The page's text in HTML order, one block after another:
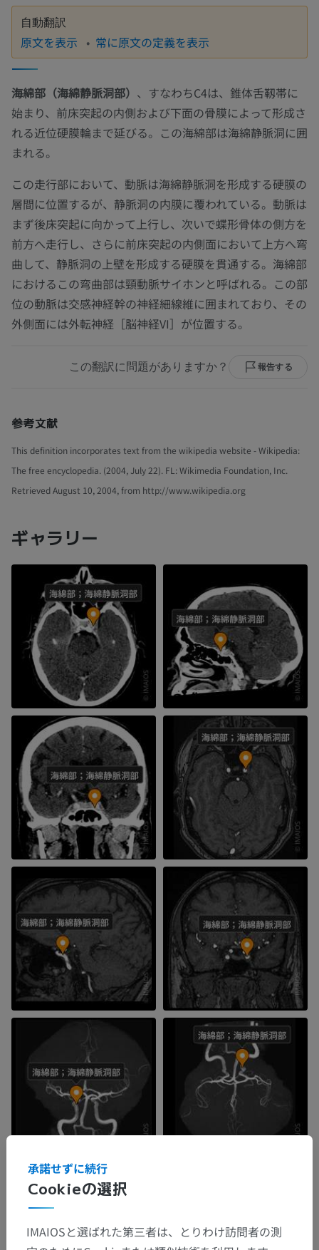
自動翻訳
原文を表示 常に原文の定義を表示
海綿部（海綿静脈洞部） 、すなわちC4は、錐体舌靱帯に
始まり、前床突起の内側および下面の骨膜によって形成さ
れる近位硬膜輪まで延びる。この海綿部は海綿静脈洞に囲
まれる。
この走行部において、動脈は海綿静脈洞を形成する硬膜の
層間に位置するが、静脈洞の内膜に覆われている。動脈は
まず後床突起に向かって上行し、次いで蝶形骨体の側方を
前方へ走行し、さらに前床突起の内側面において上方へ弯
曲して、静脈洞の上壁を形成する硬膜を貫通する。海綿部
におけるこの弯曲部は頸動脈サイホンと呼ばれる。この部
位の動脈は交感神経幹の神経細線維に囲まれており、その
外側面には外転神経［脳神経VI］が位置する。
この翻訳に問題がありますか？ 報告する
参考文献
This definition incorporates text from the wikipedia website - Wikipedia:
The free encyclopedia. (2004, July 22). FL: Wikimedia Foundation, Inc.
Retrieved August 10, 2004, from http://www.wikipedia.org
ギャラリー
Cookieの選択
承諾せずに続行
IMAIOSと選ばれた第三者は、とりわけ訪問者の測